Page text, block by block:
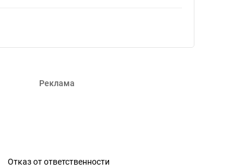
Реклама
Отказ от ответственности